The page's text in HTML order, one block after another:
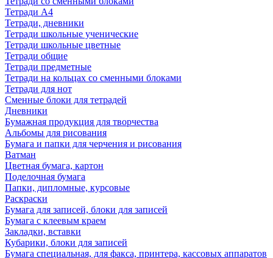
Тетради А4
Тетради, дневники
Тетради школьные ученические
Тетради школьные цветные
Тетради общие
Тетради предметные
Тетради на кольцах со сменными блоками
Тетради для нот
Сменные блоки для тетрадей
Дневники
Бумажная продукция для творчества
Альбомы для рисования
Бумага и папки для черчения и рисования
Ватман
Цветная бумага, картон
Поделочная бумага
Папки, дипломные, курсовые
Раскраски
Бумага для записей, блоки для записей
Бумага с клеевым краем
Закладки, вставки
Кубарики, блоки для записей
Бумага специальная, для факса, принтера, кассовых аппаратов